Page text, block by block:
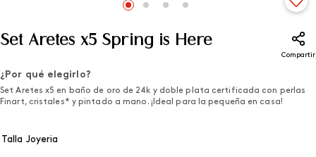
Set Aretes x5 Spring is Here
Compartir
¿Por qué elegirlo?
Set Aretes x5 en baño de oro de 24k y doble plata certificada con perlas
Finart, cristales* y pintado a mano. ¡Ideal para la pequeña en casa!
Talla Joyeria